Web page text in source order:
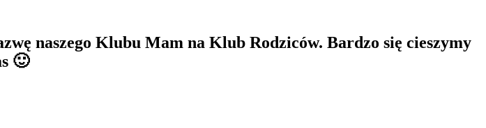
naszego Klubu Mam na Klub Rodziców. Bardzo się cieszymy
🙂